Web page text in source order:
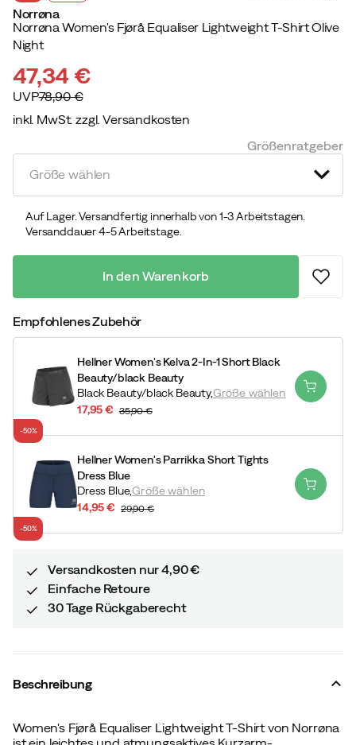
Norrøna
Norrøna Women's Fjørå Equaliser Lightweight T-Shirt Olive
Night
price
47,34 €
price
UVP78,90 €
inkl. MwSt. zzgl. Versandkosten
Größenratgeber
Größe wählen
Auf Lager. Versandfertig innerhalb von 1-3 Arbeitstagen.
Versanddauer 4-5 Arbeitstage.
In den Warenkorb
Empfohlenes Zubehör
Hellner Women's Kelva 2-In-1 Short Black
Beauty/black Beauty
Black Beauty/black Beauty,Größe wählen
17,95 € 35,90 €
-50%
Hellner Women's Parrikka Short Tights
Dress Blue
Dress Blue,Größe wählen
14,95 € 29,90 €
-50%
Versandkosten nur 4,90 €
Einfache Retoure
30 Tage Rückgaberecht
Beschreibung
Women's Fjørå Equaliser Lightweight T-Shirt von Norrøna